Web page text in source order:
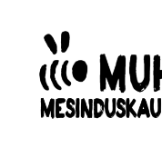
Liigu
navigeerimisele
Liigu
juurde